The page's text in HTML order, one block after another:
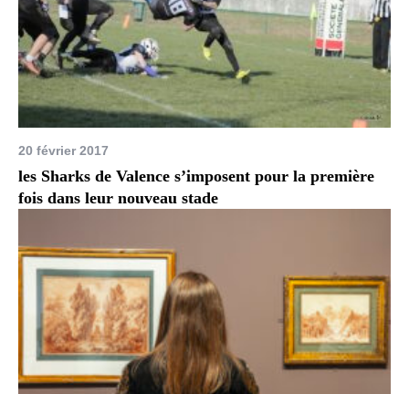
20 février 2017
les Sharks de Valence s’imposent pour la première
fois dans leur nouveau stade